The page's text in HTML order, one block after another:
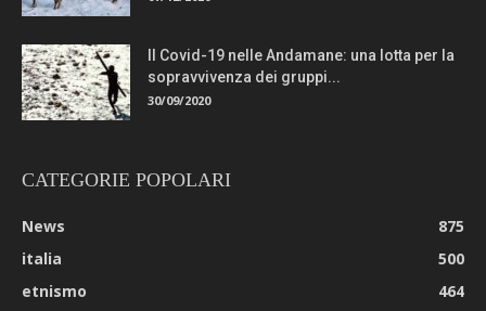
Il Covid-19 nelle Andamane: una lotta per la
sopravvivenza dei gruppi...
30/09/2020
CATEGORIE POPOLARI
News
875
italia
500
etnismo
464